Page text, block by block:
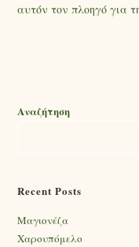
αυτόν τον πλοηγό για
Αναζήτηση
Recent Posts
Mαγιονέζα
Χαρουπόμελο